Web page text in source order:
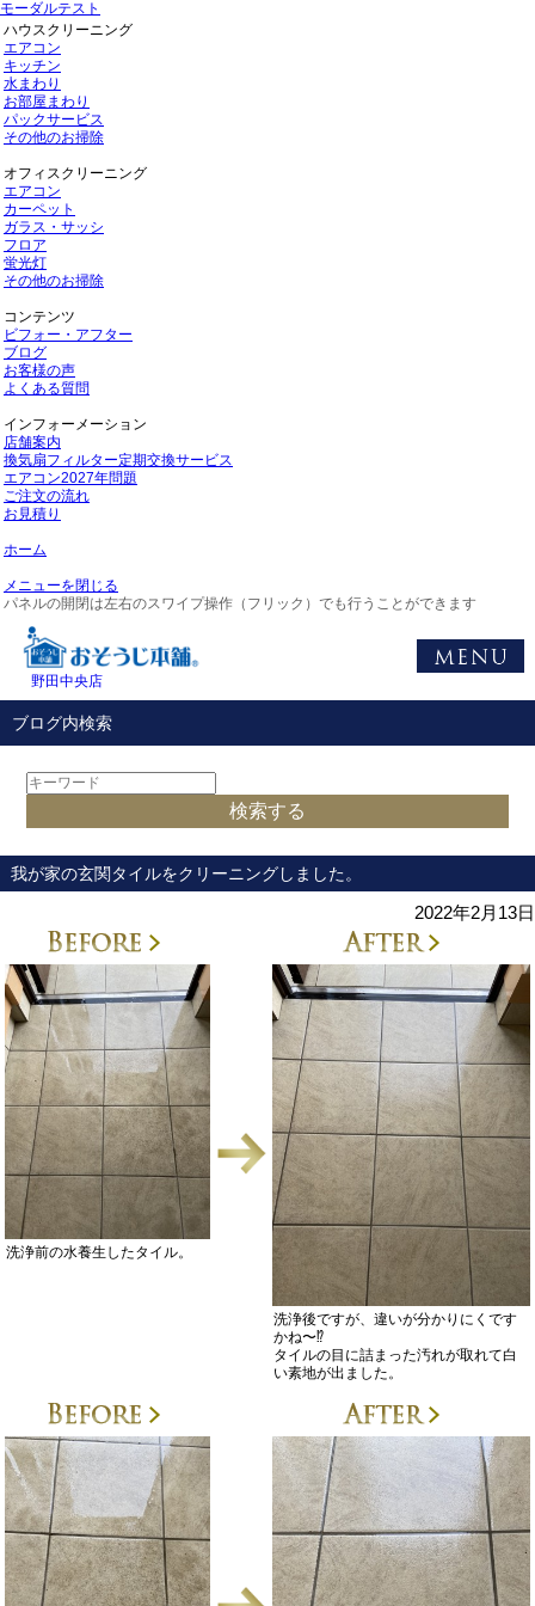
モーダルテスト
ハウスクリーニング
エアコン
キッチン
水まわり
お部屋まわり
パックサービス
その他のお掃除
オフィスクリーニング
エアコン
カーペット
ガラス・サッシ
フロア
蛍光灯
その他のお掃除
コンテンツ
ビフォー・アフター
ブログ
お客様の声
よくある質問
インフォーメーション
店舗案内
換気扇フィルター定期交換サービス
エアコン2027年問題
ご注文の流れ
お見積り
ホーム
メニューを閉じる
パネルの開閉は左右のスワイプ操作（フリック）でも行うことができます
野田中央店
ブログ内検索
我が家の玄関タイルをクリーニングしました。
2022年2月13日
洗浄前の水養生したタイル。
洗浄後ですが、違いが分かりにくです
かね〜⁉️
タイルの目に詰まった汚れが取れて白
い素地が出ました。